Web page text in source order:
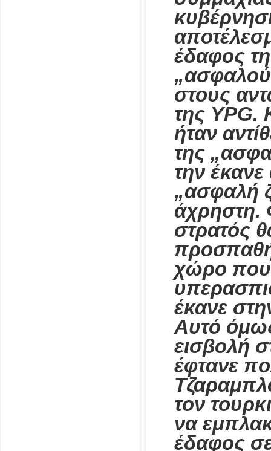
έδαφος
στους
της YPG.
ήταν
της
την
„ασφαλή
άχρηστη.
στρατός
χώρο που
έκανε
Αυτό
εισβολή
έφτανε
τον
να
έδαφος